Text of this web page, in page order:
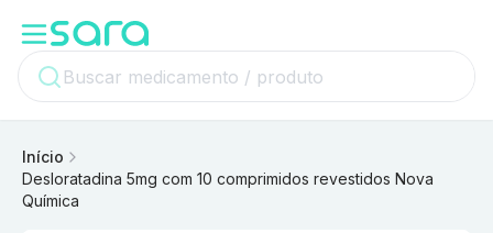
Início
Desloratadina 5mg com 10 comprimidos revestidos Nova
Química